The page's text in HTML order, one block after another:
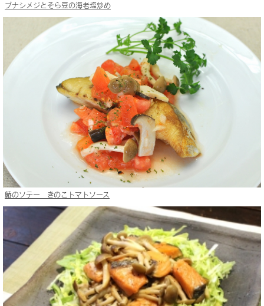
ブナシメジとそら豆の海老塩炒め
鰆のソテー きのこトマトソース